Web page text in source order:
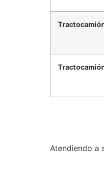
Atendiendo a